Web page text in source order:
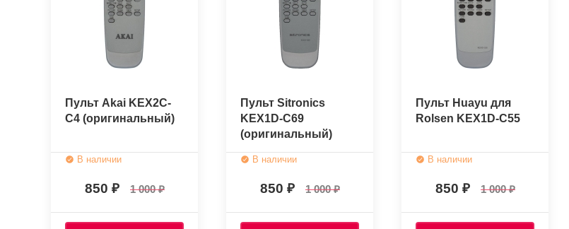
Пульт Akai KEX2C-
C4 (оригинальный)
В наличии
850 1 000
Пульт Sitronics
KEX1D-C69
(оригинальный)
В наличии
850 1 000
Пульт Huayu для
Rolsen KEX1D-C55
В наличии
850 1 000